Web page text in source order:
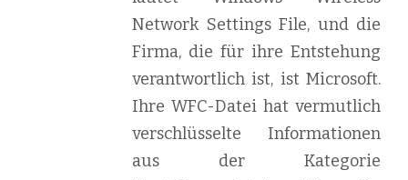
Network Settings File, und die
Firma, die für ihre Entstehung
verantwortlich ist, ist Microsoft.
Ihre WFC-Datei hat vermutlich
verschlüsselte Informationen
aus der Kategorie